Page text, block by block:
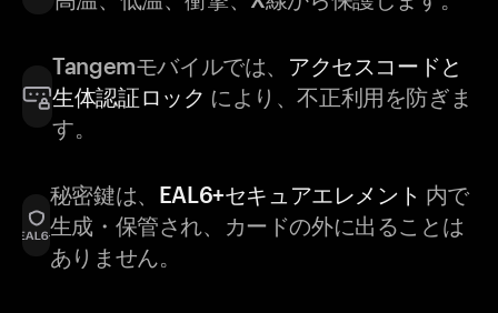
Tangemモバイルでは、 アクセスコードと
生体認証ロック により、不正利用を防ぎま
す。
秘密鍵は、 EAL6+セキュアエレメント 内で
生成・保管され、カードの外に出ることは
ありません。